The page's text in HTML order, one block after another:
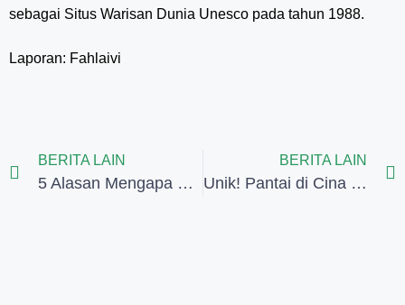
sebagai Situs Warisan Dunia Unesco pada tahun 1988.
Laporan: Fahlaivi
BERITA LAIN
5 Alasan Mengapa Para Artis Dunia Kecanduan Mengunjungi Ibiza, Spanyol
BERITA LAIN
Unik! Pantai di Cina Ini Berwarna Merah dan Memiliki Pemandangan yang Menakjubkan